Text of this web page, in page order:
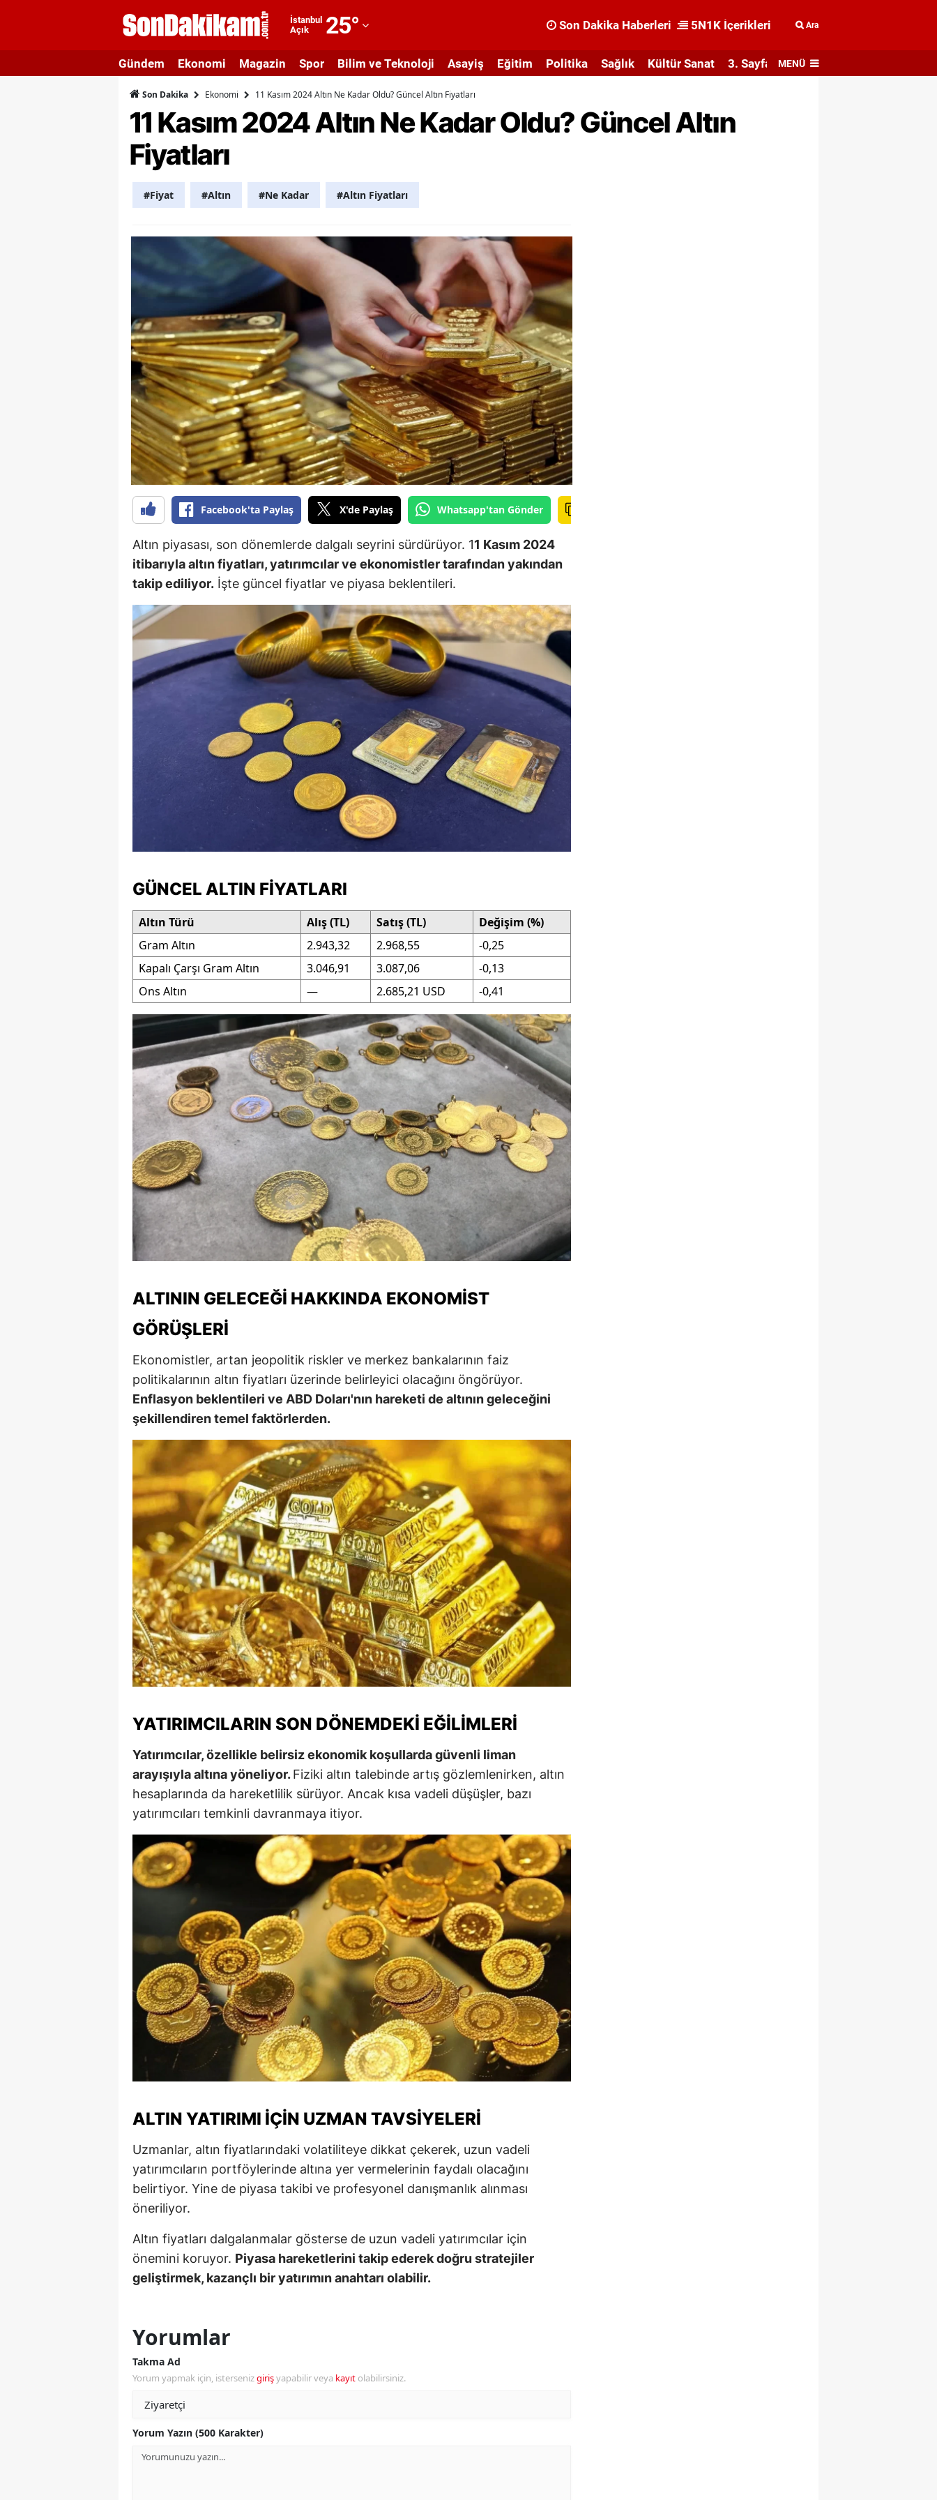
İstanbul
Açık
25°
Adıyaman
Afyonkarahisar
Ağrı
Ankara
Artvin
Aydın
Balıkesir
Bilecik
Bingöl
Bitlis
Bolu
Burdur
Bursa
Çanakkale
Çankırı
Çorum
Denizli
Diyarbakır
Edirne
Elazığ
Erzurum
Eskişehir
Gaziantep
Giresun
Gümüşhane
Hatay
Isparta
Mersin
İzmir
Kars
Kastamonu
Kayseri
Kırklareli
Kırşehir
Kocaeli
Konya
Kütahya
Manisa
Mardin
Muğla
Muş
Nevşehir
Niğde
Ordu
Rize
Sakarya
Samsun
Siirt
Sinop
Sivas
Tokat
Trabzon
Tunceli
Şanlıurfa
Uşak
Van
Yozgat
Zonguldak
Aksaray
Bayburt
Karaman
Kırıkkale
Batman
Bartın
Ardahan
Iğdır
Karabük
Kilis
Son Dakika Haberleri 5N1K İçerikleri Ara
Gündem Ekonomi Magazin Spor Bilim ve Teknoloji Asayiş Eğitim Politika Sağlık Kültür Sanat 3. Sayfa MENÜ
Son Dakika Ekonomi 11 Kasım 2024 Altın Ne Kadar Oldu? Güncel Altın Fiyatları
11 Kasım 2024 Altın Ne Kadar Oldu? Güncel Altın
Fiyatları
#Fiyat #Altın #Ne Kadar #Altın Fiyatları
Facebook'ta Paylaş X'de Paylaş Whatsapp'tan Gönder
Altın piyasası, son dönemlerde dalgalı seyrini sürdürüyor. 11 Kasım 2024
itibarıyla altın fiyatları, yatırımcılar ve ekonomistler tarafından yakından
takip ediliyor. İşte güncel fiyatlar ve piyasa beklentileri.
GÜNCEL ALTIN FIYATLARI
Altın Türü Alış (TL) Satış (TL)
Değişim (%)
Gram Altın
2.943,32 2.968,55
-0,25
Kapalı Çarşı Gram Altın
3.046,91 3.087,06
-0,13
Ons Altın
— 2.685,21 USD -0,41
ALTININ GELECEĞI HAKKINDA EKONOMIST
GÖRÜŞLERI
Ekonomistler, artan jeopolitik riskler ve merkez bankalarının faiz
politikalarının altın fiyatları üzerinde belirleyici olacağını öngörüyor.
Enflasyon beklentileri ve ABD Doları'nın hareketi de altının geleceğini
şekillendiren temel faktörlerden.
YATIRIMCILARIN SON DÖNEMDEKI EĞILIMLERI
Yatırımcılar, özellikle belirsiz ekonomik koşullarda güvenli liman
arayışıyla altına yöneliyor.Fiziki altın talebinde artış gözlemlenirken, altın
hesaplarında da hareketlilik sürüyor. Ancak kısa vadeli düşüşler, bazı
yatırımcıları temkinli davranmaya itiyor.
ALTIN YATIRIMI İÇIN UZMAN TAVSIYELERI
Uzmanlar, altın fiyatlarındaki volatiliteye dikkat çekerek, uzun vadeli
yatırımcıların portföylerinde altına yer vermelerinin faydalı olacağını
belirtiyor. Yine de piyasa takibi ve profesyonel danışmanlık alınması
öneriliyor.
Altın fiyatları dalgalanmalar gösterse de uzun vadeli yatırımcılar için
önemini koruyor. Piyasa hareketlerini takip ederek doğru stratejiler
geliştirmek, kazançlı bir yatırımın anahtarı olabilir.
Yorumlar
Takma Ad
Yorum yapmak için, istersenizgirişyapabilir veya kayıt olabilirsiniz.
Yorum Yazın (500 Karakter)